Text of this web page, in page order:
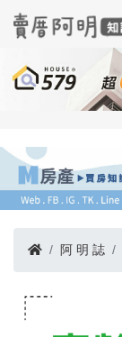
阿 明 誌